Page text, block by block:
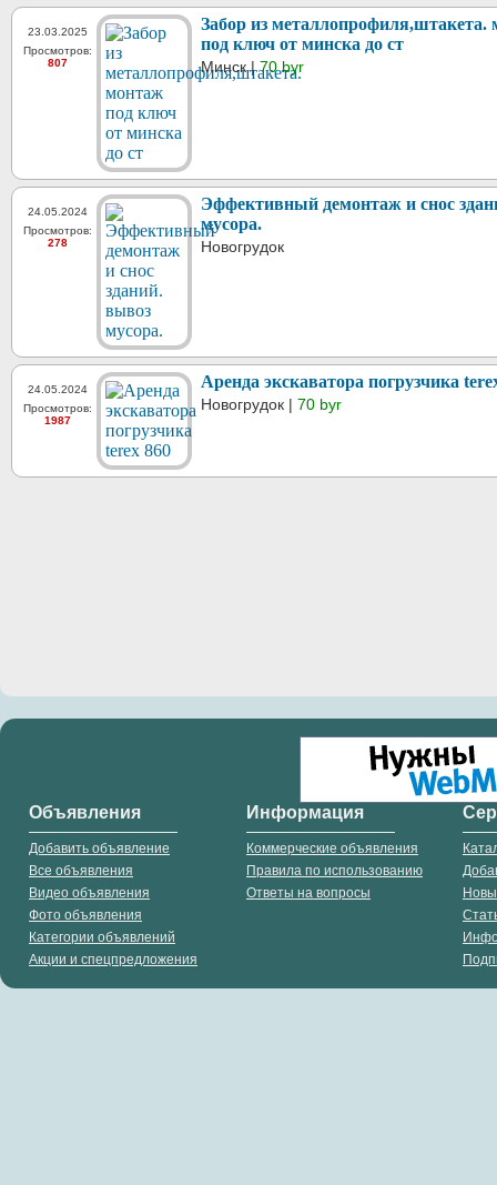
23.03.2025
Просмотров:
807
Забор из металлопрофиля,штакета.
под ключ от минска до ст
Минск |70 byr
24.05.2024
Просмотров:
278
Эффективный демонтаж и снос
мусора.
Новогрудок
24.05.2024
Просмотров:
1987
Аренда экскаватора погрузчика
Новогрудок | 70 byr
Объявления
Добавить объявление
Все объявления
Видео объявления
Фото объявления
Категории объявлений
Акции и спецпредложения
Информация
Коммерческие объявления
Правила по использованию
Ответы на вопросы